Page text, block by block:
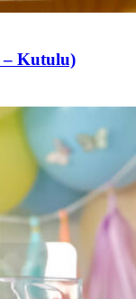
– Kutulu)